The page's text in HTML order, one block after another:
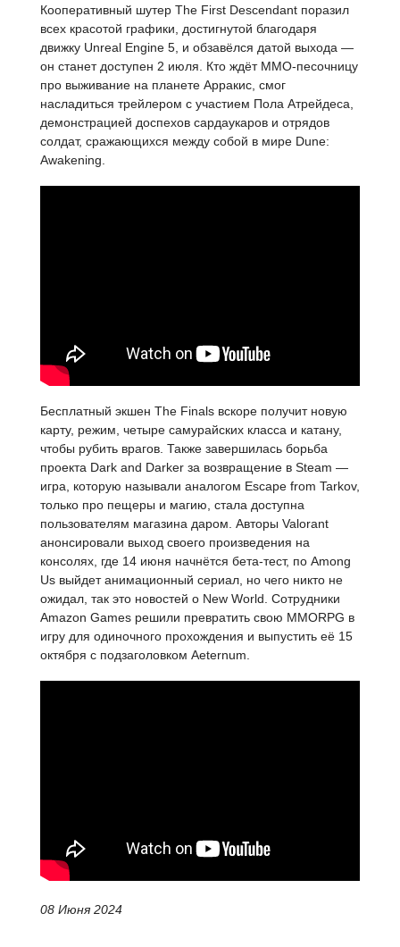
Кооперативный шутер The First Descendant поразил
всех красотой графики, достигнутой благодаря
движку Unreal Engine 5, и обзавёлся датой выхода —
он станет доступен 2 июля. Кто ждёт MMO-песочницу
про выживание на планете Арракис, смог
насладиться трейлером с участием Пола Атрейдеса,
демонстрацией доспехов сардаукаров и отрядов
солдат, сражающихся между собой в мире Dune:
Awakening.
Бесплатный экшен The Finals вскоре получит новую
карту, режим, четыре самурайских класса и катану,
чтобы рубить врагов. Также завершилась борьба
проекта Dark and Darker за возвращение в Steam —
игра, которую называли аналогом Escape from Tarkov,
только про пещеры и магию, стала доступна
пользователям магазина даром. Авторы Valorant
анонсировали выход своего произведения на
консолях, где 14 июня начнётся бета-тест, по Among
Us выйдет анимационный сериал, но чего никто не
ожидал, так это новостей о New World. Сотрудники
Amazon Games решили превратить свою MMORPG в
игру для одиночного прохождения и выпустить её 15
октября с подзаголовком Aeternum.
08 Июня 2024